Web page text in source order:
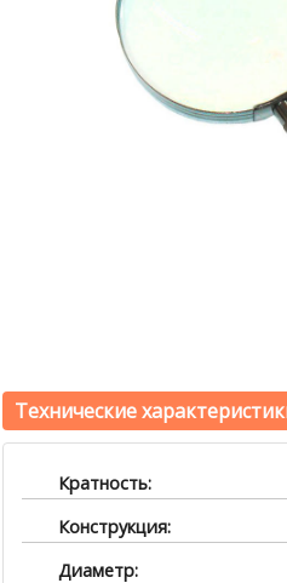
Технические
Кратность:
Конструкция:
Диаметр: